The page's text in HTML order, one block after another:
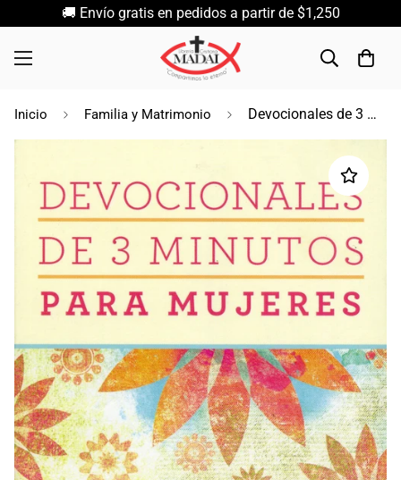
🚚 Envío gratis en pedidos a partir de $1,250
Inicio Familia y Matrimonio Devocionales de 3 minutos para mujeres